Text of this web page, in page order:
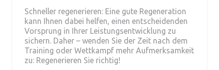
Schneller regenerieren: Eine gute Regeneration
kann Ihnen dabei helfen, einen entscheidenden
Vorsprung in Ihrer Leistungsentwicklung zu
sichern. Daher – wenden Sie der Zeit nach dem
Training oder Wettkampf mehr Aufmerksamkeit
zu: Regenerieren Sie richtig!